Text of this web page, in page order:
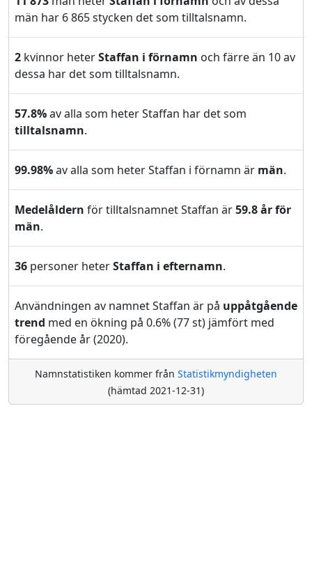
män har 6 865 stycken det som tilltalsnamn.
2 kvinnor heterStaffan i förnamn och färre än 10 av
dessa har det som tilltalsnamn.
57.8%av alla som heter Staffan har det som
tilltalsnamn.
99.98%av alla som heter Staffan i förnamn är män.
Medelåldern för tilltalsnamnet Staffan är59.8 år för
män.
36 personer heterStaffan i efternamn.
Användningen av namnet Staffan är på uppåtgående
trend med en ökning på 0.6% (77 st) jämfört med
föregående år (2020).
Namnstatistiken kommer från Statistikmyndigheten
(hämtad 2021-12-31)